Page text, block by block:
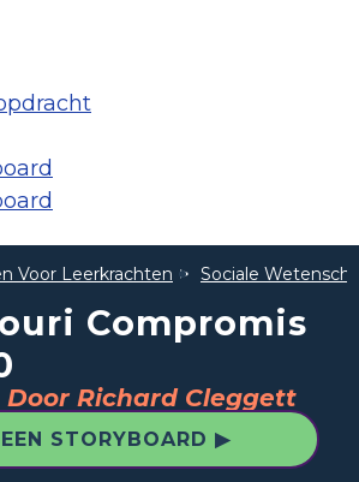
Voor Leerkrachten Sociale
Compromis
Door Richard Cleggett
STORYBOARD ▶